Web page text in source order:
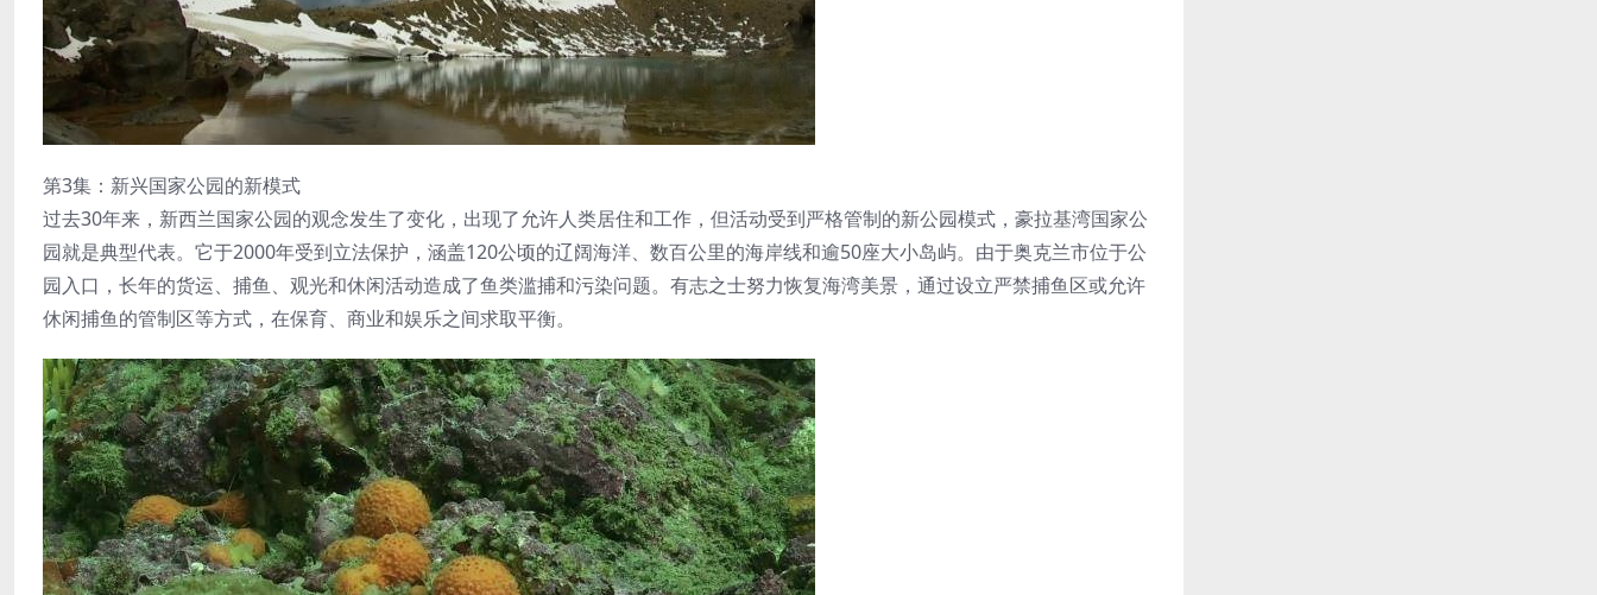
第3集：新兴国家公园的新模式
过去30年来，新西兰国家公园的观念发生了变化，出现了允许人类居住和工作，但活动受到严格管制的新公园模式，豪拉基湾国家公
园就是典型代表。它于2000年受到立法保护，涵盖120公顷的辽阔海洋、数百公里的海岸线和逾50座大小岛屿。由于奥克兰市位于公
园入口，长年的货运、捕鱼、观光和休闲活动造成了鱼类滥捕和污染问题。有志之士努力恢复海湾美景，通过设立严禁捕鱼区或允许
休闲捕鱼的管制区等方式，在保育、商业和娱乐之间求取平衡。